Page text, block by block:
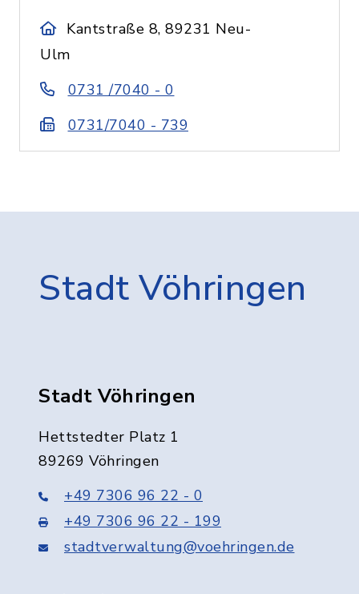
Kantstraße 8, 89231 Neu-
Ulm
0731 /7040 - 0
0731/7040 - 739
Stadt Vöhringen
Stadt Vöhringen
Hettstedter Platz 1
89269 Vöhringen
+49 7306 96 22 - 0
+49 7306 96 22 - 199
stadtverwaltung@voehringen.de